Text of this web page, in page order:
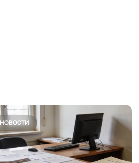
НОВОСТИ